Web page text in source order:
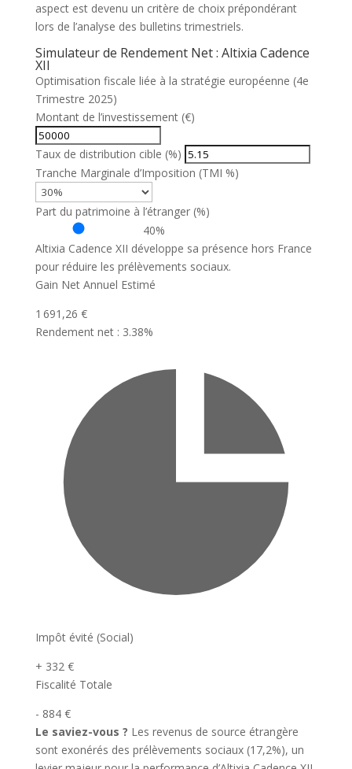
aspect est devenu un critère de choix prépondérant
lors de l’analyse des bulletins trimestriels.
Simulateur de Rendement Net : Altixia Cadence
XII
Optimisation fiscale liée à la stratégie européenne (4e
Trimestre 2025)
Montant de l’investissement (€)
Taux de distribution cible (%)
Tranche Marginale d’Imposition (TMI %)
Part du patrimoine à l’étranger (%)
40%
Altixia Cadence XII développe sa présence hors France
pour réduire les prélèvements sociaux.
Gain Net Annuel Estimé
1 691,26 €
Rendement net : 3.38%
Impôt évité (Social)
+ 332 €
Fiscalité Totale
- 884 €
Le saviez-vous ? Les revenus de source étrangère
sont exonérés des prélèvements sociaux (17,2%), un